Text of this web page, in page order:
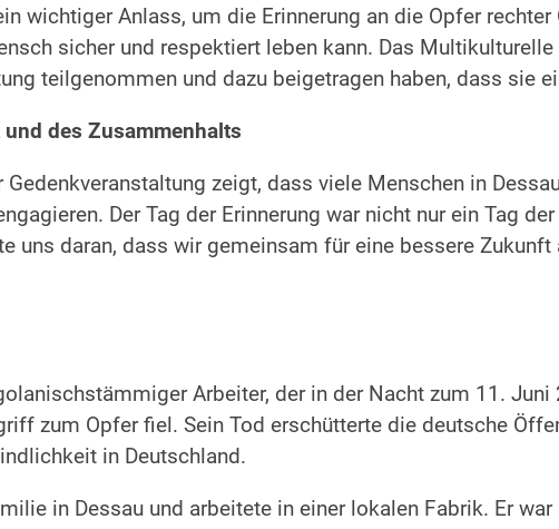
wichtiger Anlass, um die Erinnerung an die Opfer
sicher und respektiert leben kann. Das
teilgenommen und dazu beigetragen haben, dass sie
des Zusammenhalts
Gedenkveranstaltung zeigt, dass viele Menschen in
Der Tag der Erinnerung war nicht nur ein Tag
uns daran, dass wir gemeinsam für eine bessere
Arbeiter, der in der Nacht zum 11.
zum Opfer fiel. Sein Tod erschütterte die deutsche
in Deutschland.
in Dessau und arbeitete in einer lokalen Fabrik. Er